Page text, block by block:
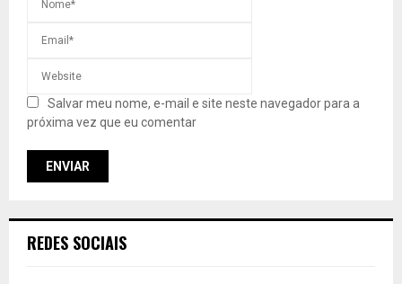
Salvar meu nome, e-mail e site neste navegador para a
próxima vez que eu comentar
REDES SOCIAIS